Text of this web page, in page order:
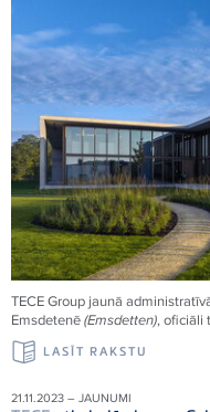
TECEGroup jaunā
Emsdetenē(Emsdetten), oficiāli
LASĪT RAKSTU
21.11.2023 – JAUNUMI